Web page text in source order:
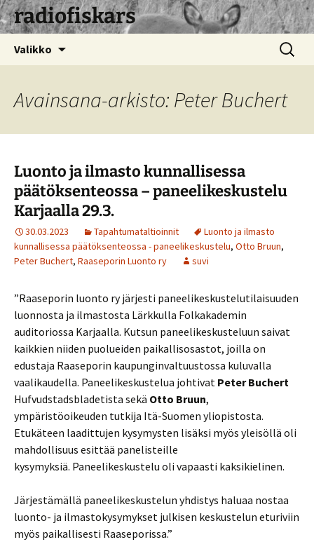
radiofiskars
Valikko Haku:
Avainsana-arkisto: Peter Buchert
Luonto ja ilmasto kunnallisessa
päätöksenteossa – paneelikeskustelu
Karjaalla 29.3.
30.03.2023 Tapahtumataltioinnit
Luonto ja ilmasto
kunnallisessa päätöksenteossa - paneelikeskustelu, Otto Bruun,
Peter Buchert, Raaseporin Luonto ry suvi
”Raaseporin luonto ry järjesti paneelikeskustelutilaisuuden
luonnosta ja ilmastosta Lärkkulla Folkakademin
auditoriossa Karjaalla. Kutsun paneelikeskusteluun saivat
kaikkien niiden puolueiden paikallisosastot, joilla on
edustaja Raaseporin kaupunginvaltuustossa kuluvalla
vaalikaudella. Paneelikeskustelua johtivat Peter Buchert
Hufvudstadsbladetista sekä Otto Bruun,
ympäristöoikeuden tutkija Itä-Suomen yliopistosta.
Etukäteen laadittujen kysymysten lisäksi myös yleisöllä oli
mahdollisuus esittää panelisteille
kysymyksiä. Paneelikeskustelu oli vapaasti kaksikielinen.
Järjestämällä paneelikeskustelun yhdistys haluaa nostaa
luonto- ja ilmastokysymykset julkisen keskustelun eturiviin
myös paikallisesti Raaseporissa.”